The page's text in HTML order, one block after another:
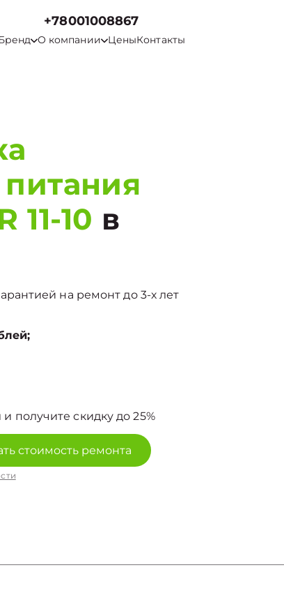
+78001008867
О компании ЦеныКонтакты
10 в
на ремонт до 3-х лет
получите скидку до 25%
стоимость ремонта